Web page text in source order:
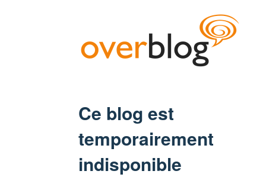
Ce blog est
temporairement
indisponible